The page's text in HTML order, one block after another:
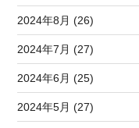
2024年8月 (26)
2024年7月 (27)
2024年6月 (25)
2024年5月 (27)